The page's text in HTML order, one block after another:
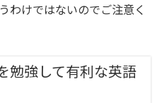
わけではないのでご注意く
勉強して有利な英語